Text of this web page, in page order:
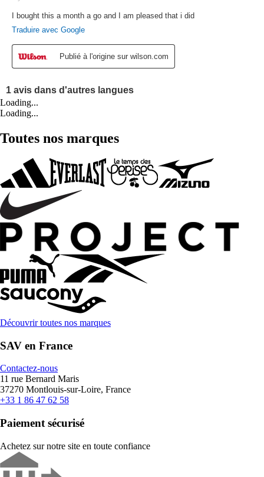
Loading...
Loading...
Toutes nos marques
Découvrir toutes nos marques
SAV en France
Contactez-nous
11 rue Bernard Maris
37270 Montlouis-sur-Loire, France
+33 1 86 47 62 58
Paiement sécurisé
Achetez sur notre site en toute confiance